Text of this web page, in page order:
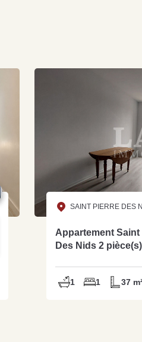
SAINT PIERRE DES
Appartement Saint
Des Nids 2
1 1 37